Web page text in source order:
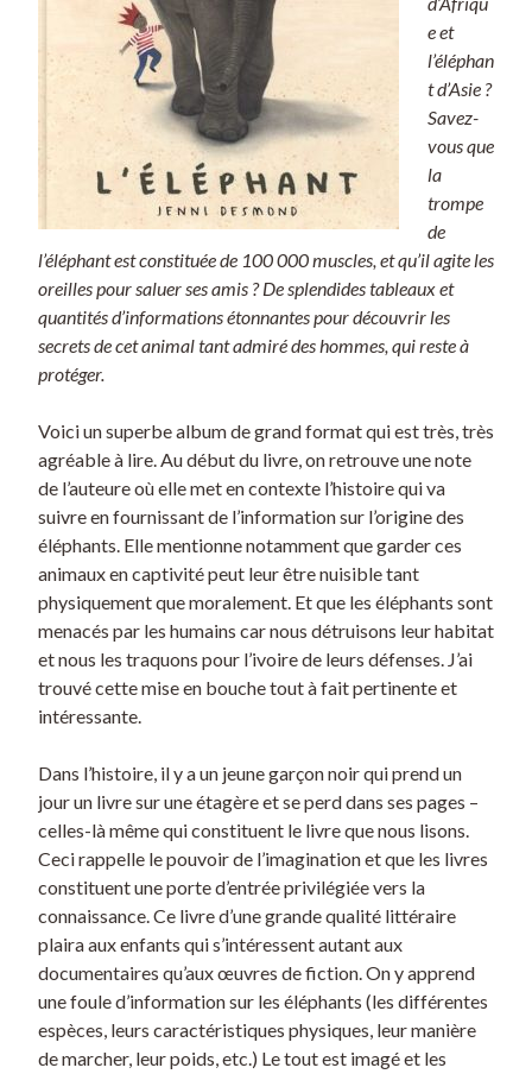
e et
l’éléphan
t d’Asie ?
Savez-
vous que
la
trompe
de
l’éléphant est constituée de 100 000 muscles, et qu’il agite les
oreilles pour saluer ses amis ? De splendides tableaux et
quantités d’informations étonnantes pour découvrir les
secrets de cet animal tant admiré des hommes, qui reste à
protéger.
Voici un superbe album de grand format qui est très, très
agréable à lire. Au début du livre, on retrouve une note
de l’auteure où elle met en contexte l’histoire qui va
suivre en fournissant de l’information sur l’origine des
éléphants. Elle mentionne notamment que garder ces
animaux en captivité peut leur être nuisible tant
physiquement que moralement. Et que les éléphants sont
menacés par les humains car nous détruisons leur habitat
et nous les traquons pour l’ivoire de leurs défenses. J’ai
trouvé cette mise en bouche tout à fait pertinente et
intéressante.
Dans l’histoire, il y a un jeune garçon noir qui prend un
jour un livre sur une étagère et se perd dans ses pages –
celles-là même qui constituent le livre que nous lisons.
Ceci rappelle le pouvoir de l’imagination et que les livres
constituent une porte d’entrée privilégiée vers la
connaissance. Ce livre d’une grande qualité littéraire
plaira aux enfants qui s’intéressent autant aux
documentaires qu’aux œuvres de fiction. On y apprend
une foule d’information sur les éléphants (les différentes
espèces, leurs caractéristiques physiques, leur manière
de marcher, leur poids, etc.) Le tout est imagé et les